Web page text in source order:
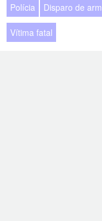
Polícia Disparo de
Vítima fatal